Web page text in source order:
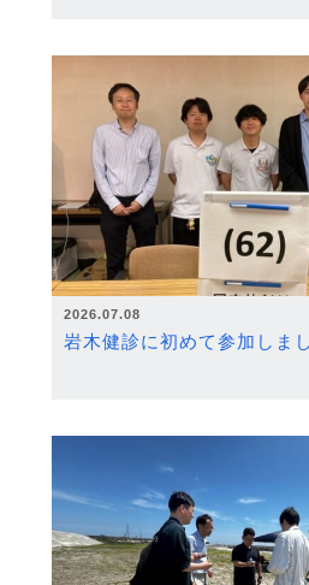
2026.07.08
岩木健診に初めて参加しま